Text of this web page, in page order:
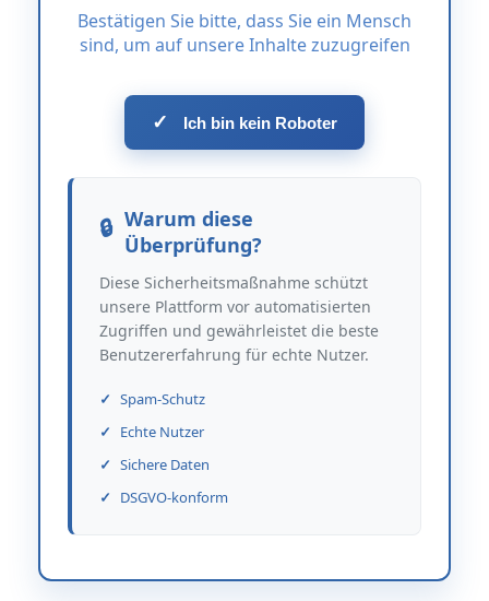
Bestätigen Sie bitte, dass Sie ein Mensch
sind, um auf unsere Inhalte zuzugreifen
✓ Ich bin kein Roboter
Warum diese
Überprüfung?
Diese Sicherheitsmaßnahme schützt
unsere Plattform vor automatisierten
Zugriffen und gewährleistet die beste
Benutzererfahrung für echte Nutzer.
Spam-Schutz
Echte Nutzer
Sichere Daten
DSGVO-konform